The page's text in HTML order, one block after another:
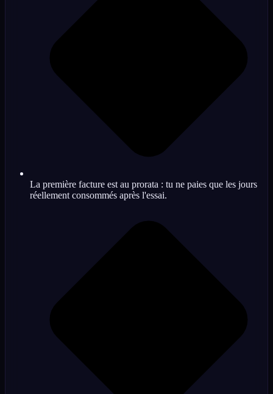
La première facture est au prorata : tu ne paies que les jours
réellement consommés après l'essai.